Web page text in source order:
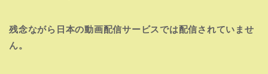
残念ながら日本の動画配信サービスでは配信されていませ
ん。